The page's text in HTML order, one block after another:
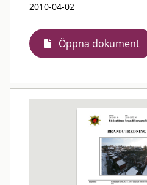
2010-04-02
Öppna dokument